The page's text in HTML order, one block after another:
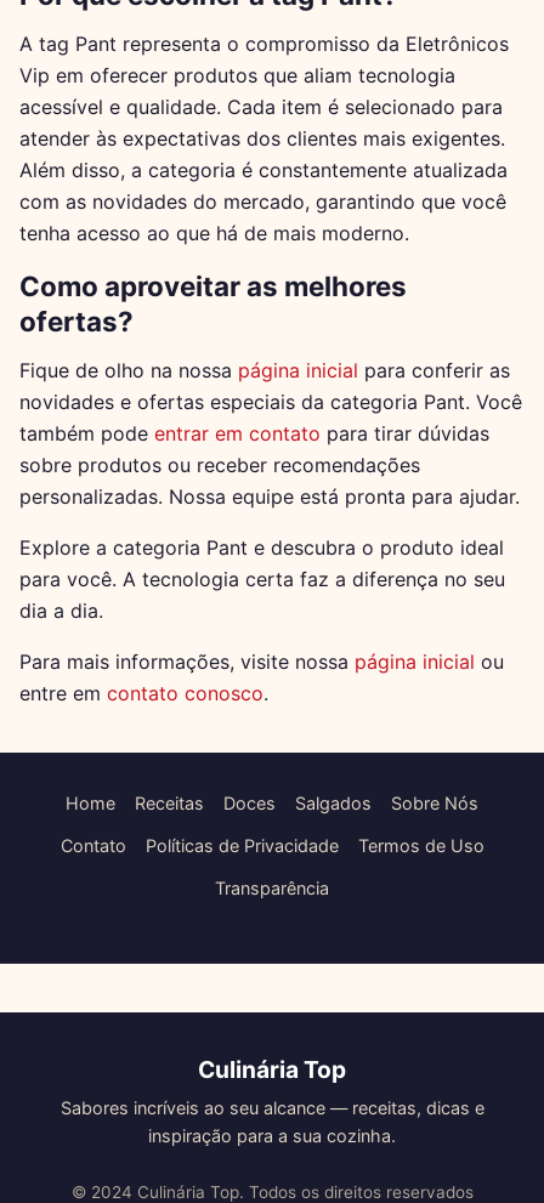
A tag Pant representa o compromisso da Eletrônicos
Vip em oferecer produtos que aliam tecnologia
acessível e qualidade. Cada item é selecionado para
atender às expectativas dos clientes mais exigentes.
Além disso, a categoria é constantemente atualizada
com as novidades do mercado, garantindo que você
tenha acesso ao que há de mais moderno.
Como aproveitar as melhores
ofertas?
Fique de olho na nossa página inicial para conferir as
novidades e ofertas especiais da categoria Pant. Você
também pode entrar em contato para tirar dúvidas
sobre produtos ou receber recomendações
personalizadas. Nossa equipe está pronta para ajudar.
Explore a categoria Pant e descubra o produto ideal
para você. A tecnologia certa faz a diferença no seu
dia a dia.
Para mais informações, visite nossa página inicial ou
entre em contato conosco.
Home Receitas Doces Salgados Sobre Nós
Contato Políticas de Privacidade Termos de Uso
Transparência
Culinária Top
Sabores incríveis ao seu alcance — receitas, dicas e
inspiração para a sua cozinha.
© 2024 Culinária Top. Todos os direitos reservados